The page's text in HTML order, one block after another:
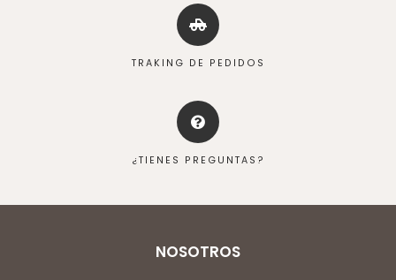
TRAKING DE PEDIDOS
¿TIENES PREGUNTAS?
NOSOTROS